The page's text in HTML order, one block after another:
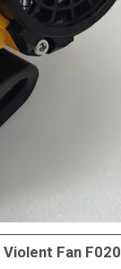
Violent Fan F020